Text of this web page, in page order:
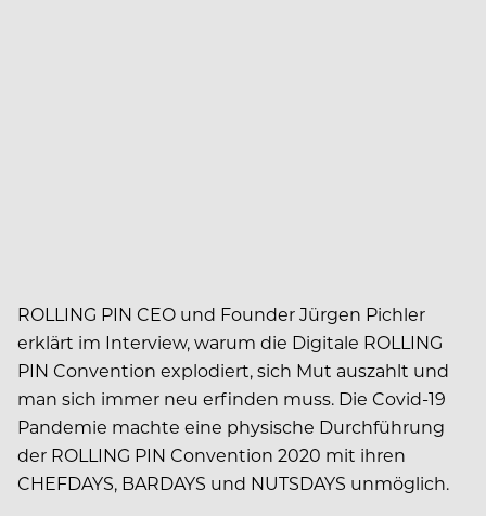
ROLLING PIN CEO und Founder Jürgen Pichler
erklärt im Interview, warum die Digitale ROLLING
PIN Convention explodiert, sich Mut auszahlt und
man sich immer neu erfinden muss. Die Covid-19
Pandemie machte eine physische Durchführung
der ROLLING PIN Convention 2020 mit ihren
CHEFDAYS, BARDAYS und NUTSDAYS unmöglich.